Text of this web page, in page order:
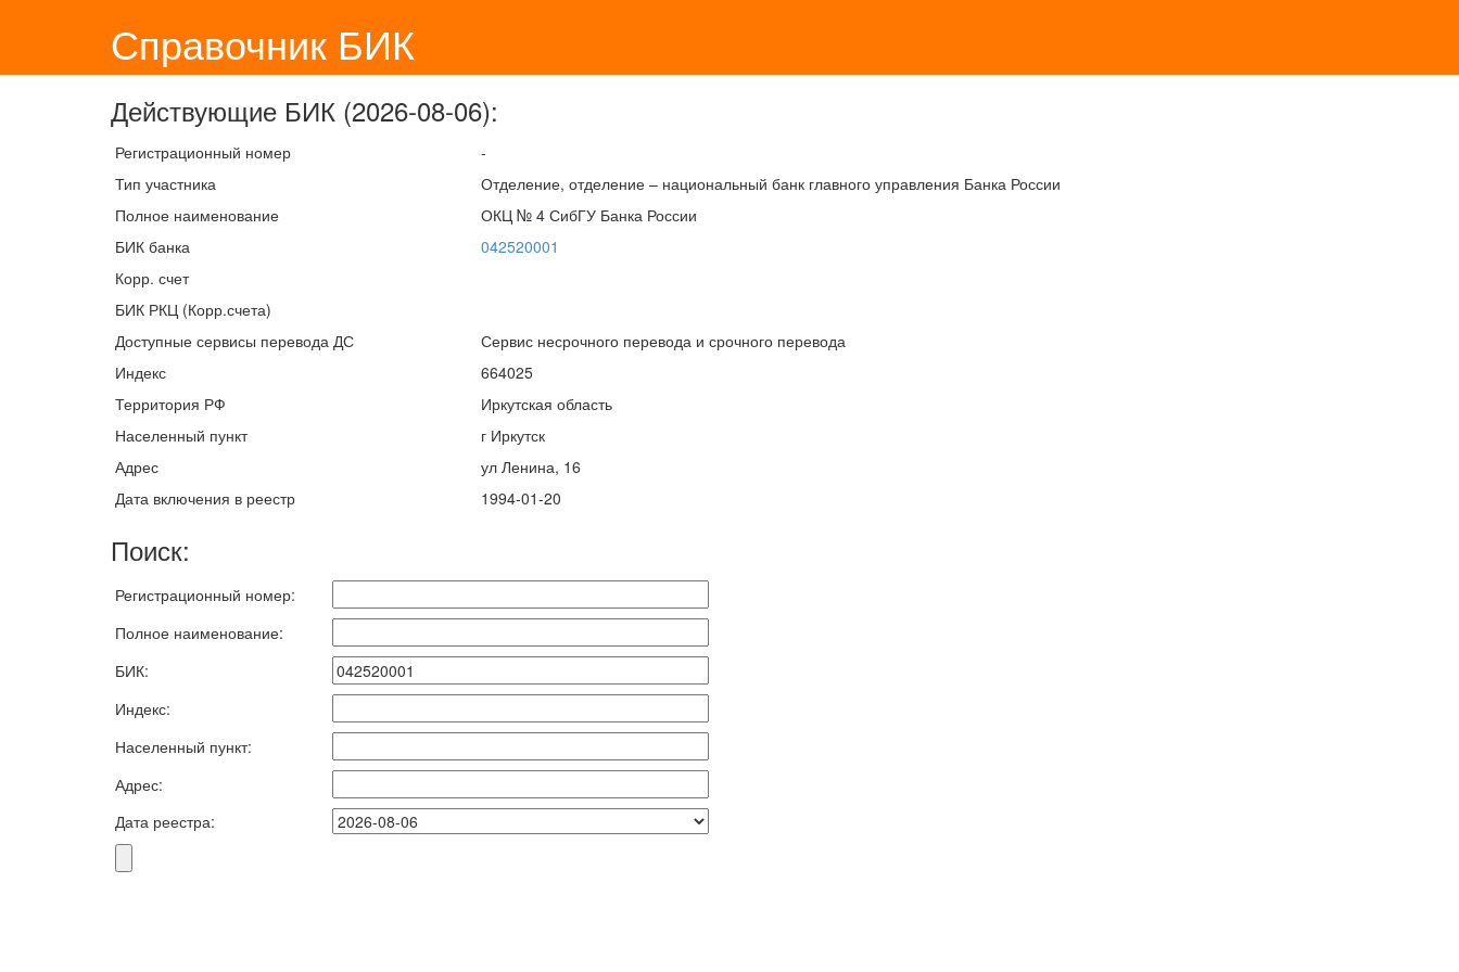
Справочник БИК
Действующие БИК (2026-08-06):
Регистрационный номер
-
Тип участника
Отделение, отделение – национальный банк главного управления Банка России
Полное наименование
ОКЦ № 4 СибГУ Банка России
БИК банка
042520001
Корр. счет
БИК РКЦ (Корр.счета)
Доступные сервисы перевода ДС
Сервис несрочного перевода и срочного перевода
Индекс
664025
Территория РФ
Иркутская область
Населенный пункт
г Иркутск
Адрес
ул Ленина, 16
Дата включения в реестр
1994-01-20
Поиск:
Регистрационный номер:
Полное наименование:
БИК:
Индекс:
Населенный пункт:
Адрес:
Дата реестра: